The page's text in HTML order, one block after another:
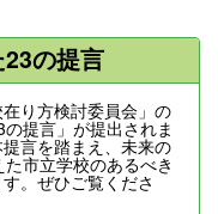
の提言
り方検討委員会」の
提言」が提出されま
言を踏まえ、未来の
市立学校のあるべき
。ぜひご覧くださ